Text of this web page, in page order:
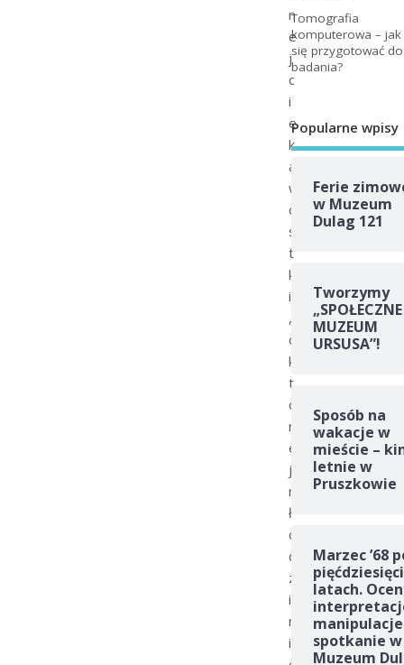
n
e
j
c
i
e
k
a
w
o
s
t
k
i
,
o
k
t
ó
r
e
j
m
ł
o
d
z
i
m
i
Tomografia
komputerowa – jak
się przygotować do
badania?
Popularne wpisy
Ferie
w Muzeum
Dulag 121
Tworzymy
„SPOŁECZNE
MUZEUM
URSUSA”!
Sposób na
wakacje w
mieście –
letnie w
Pruszkowie
Marzec ’68
latach.
spotkanie w
Muzeum